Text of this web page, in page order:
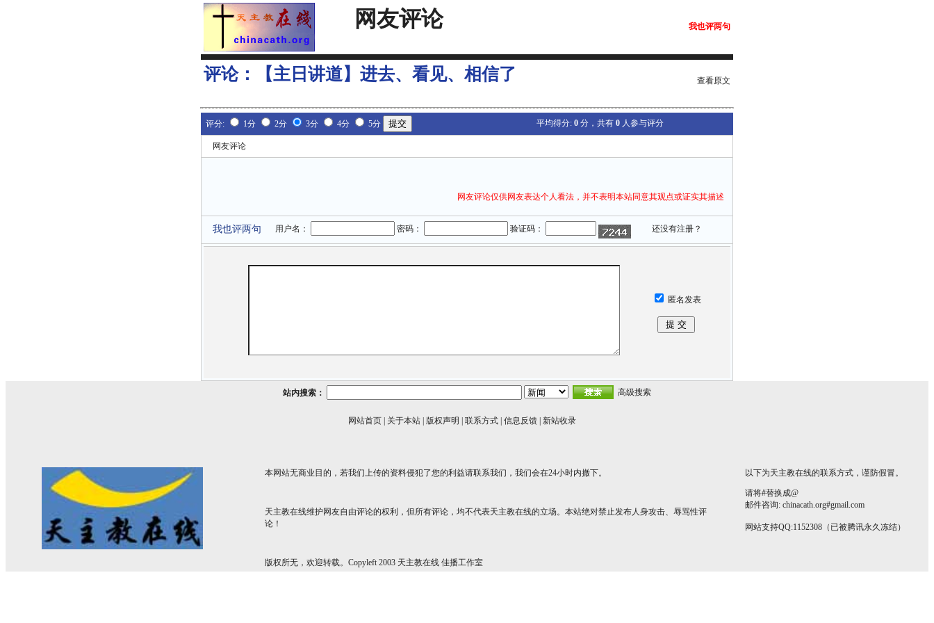
网友评论 我也评两句
评论： 【主日讲道】进去、看见、相信了 查看原文
评分: 1分 2分 3分 4分 5分 平均得分: 0 分，共有 0 人参与评分
网友评论
网友评论仅供网友表达个人看法，并不表明本站同意其观点或证实其描述
我也评两句 用户名： 密码： 验证码： 还没有注册？
匿名发表
站内搜索： 高级搜索
网站首页 关于本站 版权声明 联系方式 信息反馈 新站收录
本网站无商业目的，若我们上传的资料侵犯了您的利益请联系我们，我们会在24小时内撤下。
天主教在线维护网友自由评论的权利，但所有评论，均不代表天主教在线的立场。本站绝对禁止发布人身攻击、辱骂性评
论！
版权所无，欢迎转载。Copyleft 2003 天主教在线 佳播工作室
以下为天主教在线的联系方式，谨防假冒。
请将#替换成@
邮件咨询: chinacath.org#gmail.com
网站支持QQ:1152308（已被腾讯永久冻结）